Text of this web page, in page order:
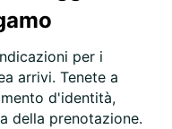
per i
arrivi. Tenete a
d'identità,
della prenotazione.